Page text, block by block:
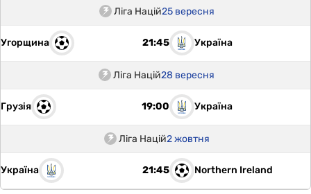
Ліга Націй25 вересня
Угорщина 21:45 Україна
Ліга Націй28 вересня
Грузія 19:00 Україна
Ліга Націй2 жовтня
Україна 21:45 Northern Ireland